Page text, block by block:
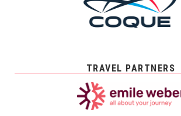
TRAVEL PARTNERS